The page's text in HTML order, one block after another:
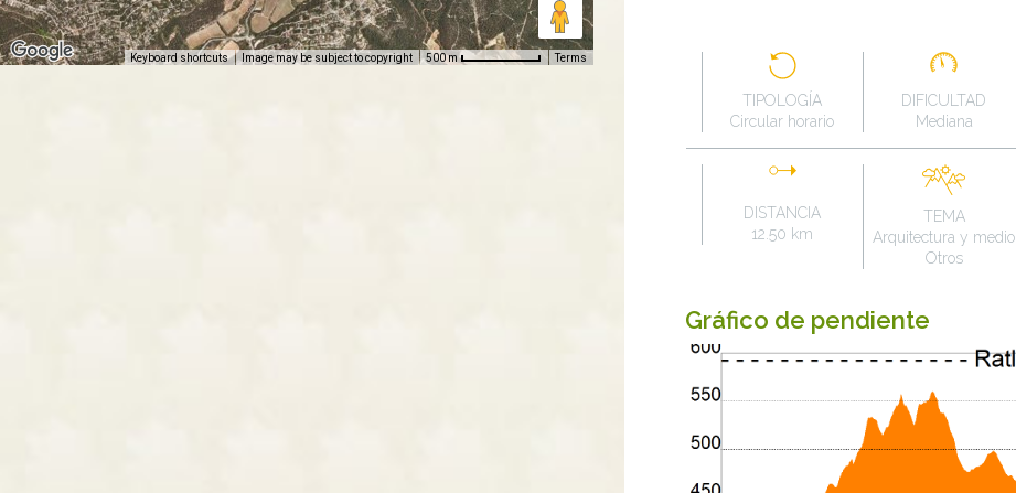
Keyboard shortcuts Image may be subject to copyright 500 m Terms
TIPOLOGÍA
Circular horario
DIFICULTAD
Mediana
DISTANCIA
12.50 km
TEMA
Arquitectura y medio
Otros
Gráfico de pendiente